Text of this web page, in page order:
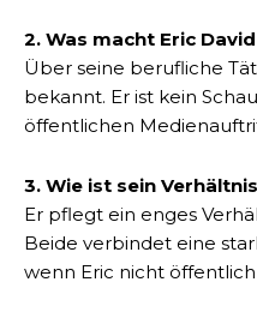
2. Was macht Eric
Über seine berufliche
bekannt. Er ist kein
öffentlichen
3. Wie ist sein
Er pflegt ein enges
Beide verbindet eine
wenn Eric nicht